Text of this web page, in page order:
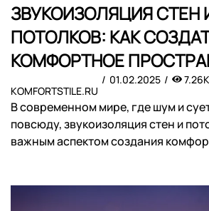
ЗВУКОИЗОЛЯЦИЯ СТЕН
ПОТОЛКОВ: КАК
КОМФОРТНОЕ
KOMFORTSTILE.RU
01.02.2025 7.26K
В современном мире, где шум и
повсюду, звукоизоляция стен и
важным аспектом создания